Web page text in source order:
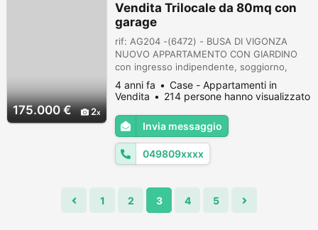
175.000 € 2
Vendita Trilocale da 80mq con
garage
rif: AG204 -(6472) - BUSA DI VIGONZA
NUOVO APPARTAMENTO CON GIARDINO
con ingresso indipendente, soggiorno,
cucina separata, 2 camere, 2 bagni fin.,
garage, giardino di mq 240, garage, Allarme,
riscaldamento a pavimento, sanitari sospesi,
balconi, predisp. aria condizionata. €
175.000,00 CL C. Codice di riferimento
Agenzia: AG204 -(6472) (876430)
4 anni fa
Case - Appartamenti in
Vendita
214 persone hanno visualizzato
Invia messaggio
049809xxxx
1 2 3 4 5